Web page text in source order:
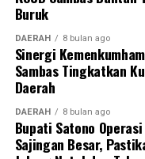
dapat menyukseskan
daerah untuk
Berkemajuan,”
Buruk
DAERAH 8 bulan ago
Sinergi
Sambas Tingkatkan
Daerah
DAERAH 8 bulan ago
Bupati Satono
Sajingan Besar,